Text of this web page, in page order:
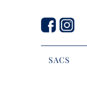
SACS